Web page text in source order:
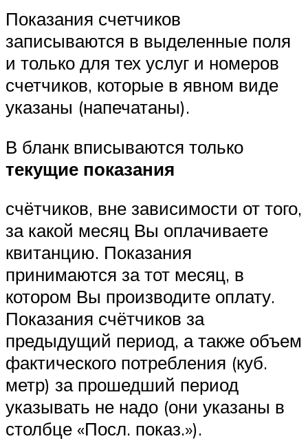
Показания счетчиков
записываются в выделенные поля
и только для тех услуг и номеров
счетчиков, которые в явном виде
указаны (напечатаны).
В бланк вписываются только
текущие показания
счётчиков, вне зависимости от того,
за какой месяц Вы оплачиваете
квитанцию. Показания
принимаются за тот месяц, в
котором Вы производите оплату.
Показания счётчиков за
предыдущий период, а также объем
фактического потребления (куб.
метр) за прошедший период
указывать не надо (они указаны в
столбце «Посл. показ.»).